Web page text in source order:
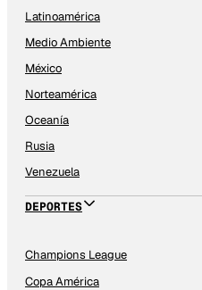
Latinoamérica
Medio Ambiente
México
Norteamérica
Oceanía
Rusia
Venezuela
DEPORTES
Champions League
Copa América